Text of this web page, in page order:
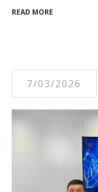
READ MORE
7/03/2026